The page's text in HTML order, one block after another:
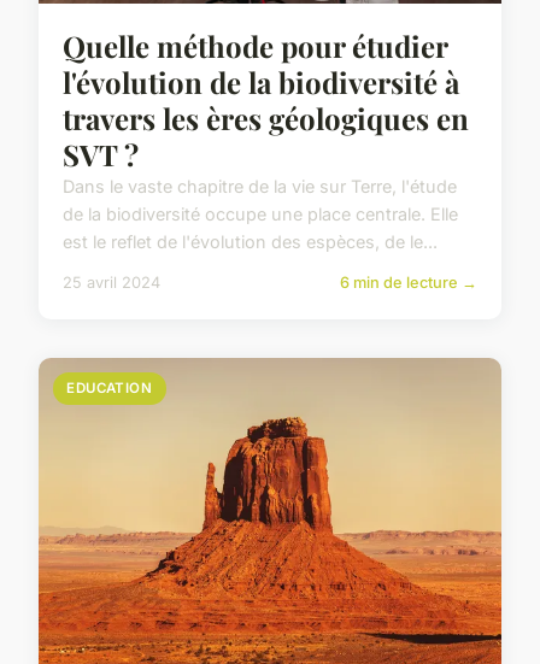
Quelle méthode pour étudier
l'évolution de la biodiversité à
travers les ères géologiques en
SVT ?
Dans le vaste chapitre de la vie sur Terre, l'étude
de la biodiversité occupe une place centrale. Elle
est le reflet de l'évolution des espèces, de le...
25 avril 2024 6 min de lecture →
EDUCATION